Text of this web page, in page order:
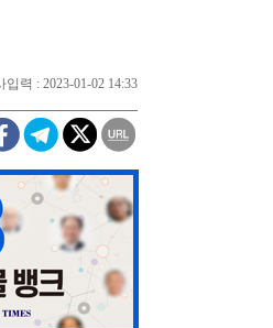
입력 : 2023-01-02 14:33